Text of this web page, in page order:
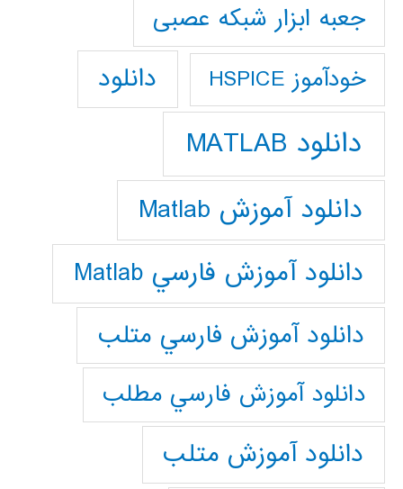
جعبه ابزار شبکه عصبی
خودآموز HSPICE دانلود
دانلود MATLAB
دانلود آموزش Matlab
دانلود آموزش فارسي Matlab
دانلود آموزش فارسي متلب
دانلود آموزش فارسي مطلب
دانلود آموزش متلب